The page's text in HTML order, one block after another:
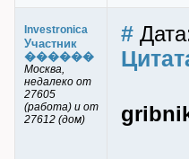
Investronica
Участник
������
Москва,
недалеко от
27605
(работа) и от
27612 (дом)
#